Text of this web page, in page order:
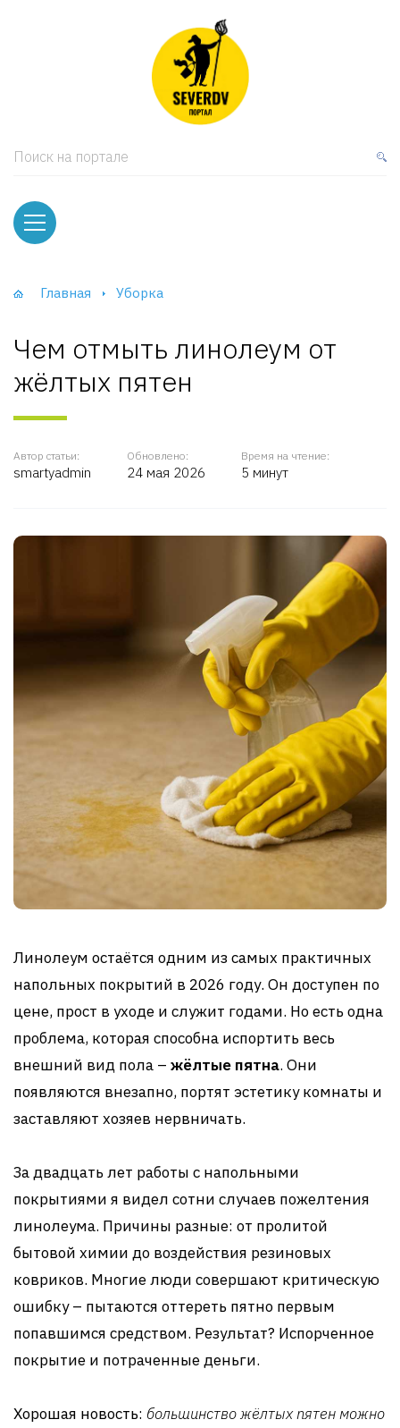
Поиск на портале
Главная Уборка
Чем отмыть линолеум от
жёлтых пятен
Автор статьи:
smartyadmin
Обновлено:
24 мая 2026
Время на чтение:
5 минут
Линолеум остаётся одним из самых практичных
напольных покрытий в 2026 году. Он доступен по
цене, прост в уходе и служит годами. Но есть одна
проблема, которая способна испортить весь
внешний вид пола – жёлтые пятна. Они
появляются внезапно, портят эстетику комнаты и
заставляют хозяев нервничать.
За двадцать лет работы с напольными
покрытиями я видел сотни случаев пожелтения
линолеума. Причины разные: от пролитой
бытовой химии до воздействия резиновых
ковриков. Многие люди совершают критическую
ошибку – пытаются оттереть пятно первым
попавшимся средством. Результат? Испорченное
покрытие и потраченные деньги.
Хорошая новость: большинство жёлтых пятен можно
и тумбы